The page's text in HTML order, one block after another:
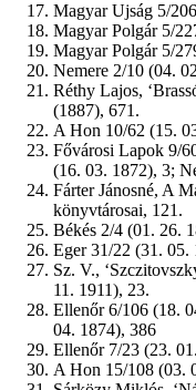
Magyar Ujság 5/
Magyar Polgár 5/
Magyar Polgár 5/
Nemere 2/10 (04.
Réthy Lajos,
(1887), 671.
A Hon 10/62 (15.
Fővárosi Lapok 9/
(16. 03. 1872), 3;
Fárter Jánosné, A
könyvtárosai, 121.
Békés 2/4 (01. 26.
Eger 31/22 (31. 05.
Sz. V.,
11. 1911), 23.
Ellenőr 6/106 (18.
04. 1874), 386
Ellenőr 7/23 (23.
A Hon 15/108 (03.